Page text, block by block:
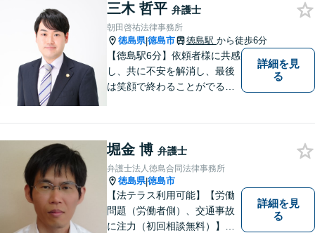
三木 哲平 弁護士
朝田啓祐法律事務所
徳島県|徳島市 徳島駅 から徒歩6分
【徳島駅6分】依頼者様に共感
し、共に不安を解消し、最後
は笑顔で終わることがでるよ
相談にのっています。 まずは
ご相談ください。
詳細を見
る
堀金 博 弁護士
弁護士法人徳島合同法律事務所
徳島県|徳島市
【法テラス利用可能】【労働
問題（労働者側）、交通事故
に注力（初回相談無料）】市
詳細を見
る